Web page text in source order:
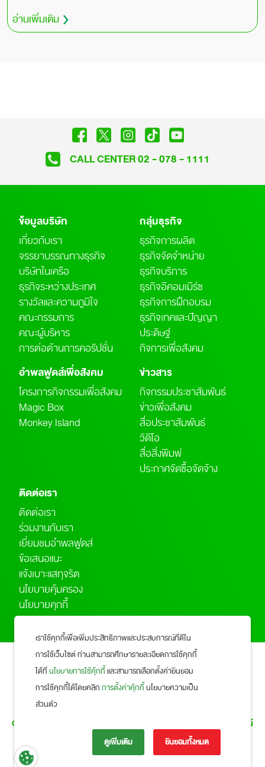
อ่านเพิ่มเติม
CALL CENTER 02 - 078 - 1111
ข้อมูลบริษัท
เกี่ยวกับเรา
จรรยาบรรณทางธุรกิจ
บริษัทในเครือ
ธุรกิจระหว่างประเทศ
รางวัลและความภูมิใจ
คณะกรรมการ
คณะผู้บริหาร
การต่อต้านการคอรัปชั่น
กลุ่มธุรกิจ
ธุรกิจการผลิต
ธุรกิจจัดจำหน่าย
ธุรกิจบริการ
ธุรกิจอีคอมเมิร์ซ
ธุรกิจการฝึกอบรม
ธุรกิจเทคและปัญญา
ประดิษฐ์
กิจการเพื่อสังคม
อำพลฟูดส์เพื่อสังคม
โครงการกิจกรรมเพื่อสังคม
Magic Box
Monkey Island
ข่าวสาร
กิจกรรมประชาสัมพันธ์
ข่าวเพื่อสังคม
สื่อประชาสัมพันธ์
วิดีโอ
สื่อสิ่งพิมพ์
ประกาศจัดซื้อจัดจ้าง
ติดต่อเรา
ติดต่อเรา
ร่วมงานกับเรา
เยี่ยมชมอำพลฟูดส์
ข้อเสนอแนะ
แจ้งเบาะแสทุจริต
นโยบายคุ้มครอง
นโยบายคุกกี้
Office 123 AMPOLFOOD HQ 123 ถนนสวนผัก แขวงศาลาธรรมสพน์
เขตทวีวัฒนา กรุงเทพมหานคร 10170
Copyright © 2023 AMPOLFOOD Group All Rights reserved.
เราใช้คุกกี้เพื่อเพิ่มประสิทธิภาพและประสบการณ์ที่ดีใน
การใช้เว็บไซต์ ท่านสามารถศึกษารายละเอียดการใช้คุกกี้
ได้ที่นโยบายการใช้คุ้กกี้และสามารถเลือกตั้งค่ายินยอม
การใช้คุกกี้ได้โดยคลิก การตั้งค่าคุ้กกี้นโยบายความเป็น
ส่วนตัว
ดูเพิ่มเติม ยินยอมทั้งหมด